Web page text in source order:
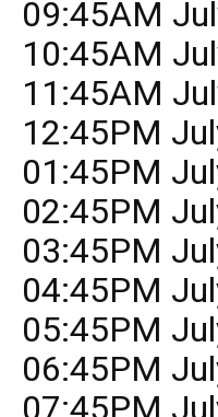
09:45AM
10:45AM
11:45AM
12:45PM
01:45PM
02:45PM
03:45PM
04:45PM
05:45PM
06:45PM
07:45PM